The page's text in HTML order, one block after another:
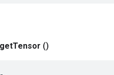
getTensor ()